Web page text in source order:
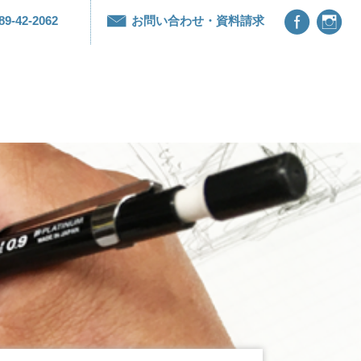
42-2062 お問い合わせ・資料請求  